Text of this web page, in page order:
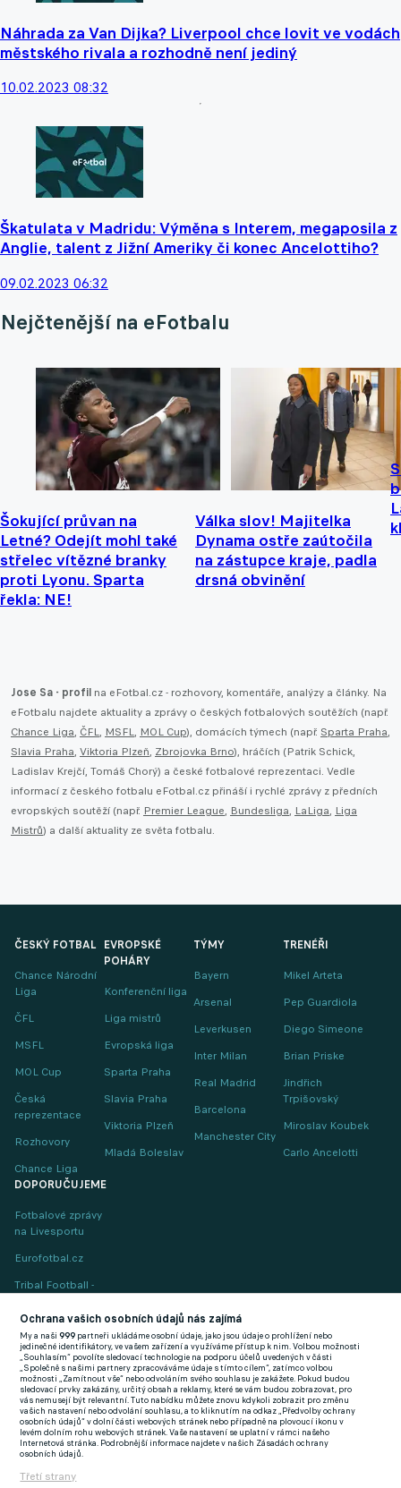
Náhrada za Van Dijka? Liverpool chce lovit ve vodách
městského rivala a rozhodně není jediný
10.02.2023 08:32
Škatulata v Madridu: Výměna s Interem, megaposila z
Anglie, talent z Jižní Ameriky či konec Ancelottiho?
09.02.2023 06:32
Nejčtenější na eFotbalu
Šokující průvan na
Letné? Odejít mohl také
střelec vítězné branky
proti Lyonu. Sparta
řekla: NE!
Válka slov! Majitelka
Dynama ostře zaútočila
na zástupce kraje, padla
drsná obvinění
Jose Sa - profil na eFotbal.cz - rozhovory, komentáře, analýzy a články. Na
eFotbalu najdete aktuality a zprávy o českých fotbalových soutěžích (např.
Chance Liga, ČFL, MSFL, MOL Cup), domácích týmech (např. Sparta Praha,
Slavia Praha, Viktoria Plzeň, Zbrojovka Brno), hráčích (Patrik Schick,
Ladislav Krejčí, Tomáš Chorý) a české fotbalové reprezentaci. Vedle
informací z českého fotbalu eFotbal.cz přináší i rychlé zprávy z předních
evropských soutěží (např. Premier League, Bundesliga, LaLiga, Liga
Mistrů) a další aktuality ze světa fotbalu.
ČESKÝ FOTBAL
Chance Národní
Liga
ČFL
MSFL
MOL Cup
Česká
reprezentace
Rozhovory
Chance Liga
EVROPSKÉ
POHÁRY
Konferenční liga
Liga mistrů
Evropská liga
Sparta Praha
Slavia Praha
Viktoria Plzeň
Mladá Boleslav
TÝMY
Bayern
Arsenal
Leverkusen
Inter Milan
Real Madrid
Barcelona
Manchester City
TRENÉŘI
Mikel Arteta
Pep Guardiola
Diego Simeone
Brian Priske
Jindřich
Trpišovský
Miroslav Koubek
Carlo Ancelotti
DOPORUČUJEME
Fotbalové zprávy
na Livesportu
Eurofotbal.cz
Tribal Football -
(EN)
FlashFutbal (SK)
Tenisportal.cz
Tenisové zprávy
na Livesportu
Ochrana vašich osobních údajů nás zajímá
My a naši999 partneři ukládáme osobní údaje, jako jsou údaje o prohlížení nebo
jedinečné identifikátory, ve vašem zařízení a využíváme přístup k nim. Volbou možnosti
„Souhlasím“ povolíte sledovací technologie na podporu účelů uvedených v části
„Společně s našimi partnery zpracováváme údaje s tímto cílem“, zatímco volbou
možnosti „Zamítnout vše“ nebo odvoláním svého souhlasu je zakážete. Pokud budou
sledovací prvky zakázány, určitý obsah a reklamy, které se vám budou zobrazovat, pro
vás nemusejí být relevantní. Tuto nabídku můžete znovu kdykoli zobrazit pro změnu
vašich nastavení nebo odvolání souhlasu, a to kliknutím na odkaz „Předvolby ochrany
osobních údajů“ v dolní části webových stránek nebo případně na plovoucí ikonu v
levém dolním rohu webových stránek. Vaše nastavení se uplatní v rámci našeho
Internetová stránka. Podrobnější informace najdete v našich Zásadách ochrany
osobních údajů.
Třetí strany